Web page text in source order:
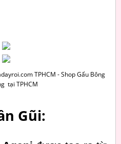
TPHCM - Shop Gấu Bông
tại TPHCM
Gũi: